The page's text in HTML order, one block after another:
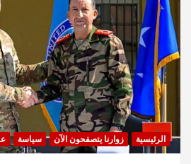
الرئيسية زوارنا يتصفحون الآن سياسة